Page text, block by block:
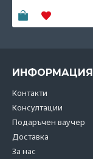
ИНФОРМАЦИЯ
Контакти
Консултации
Подаръчен ваучер
Доставка
За нас